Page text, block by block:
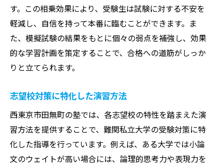
す。この相乗効果により、受験生は試験に対する不安を
軽減し、自信を持って本番に臨むことができます。ま
た、模擬試験の結果をもとに個々の弱点を補強し、効果
的な学習計画を策定することで、合格への道筋がしっか
りと立てられます。
志望校対策に特化した演習方法
西東京市田無町の塾では、各志望校の特性を踏まえた演
習方法を提供することで、難関私立大学の受験対策に特
化した指導を行っています。例えば、ある大学では小論
文のウェイトが高い場合には、論理的思考力や表現力を